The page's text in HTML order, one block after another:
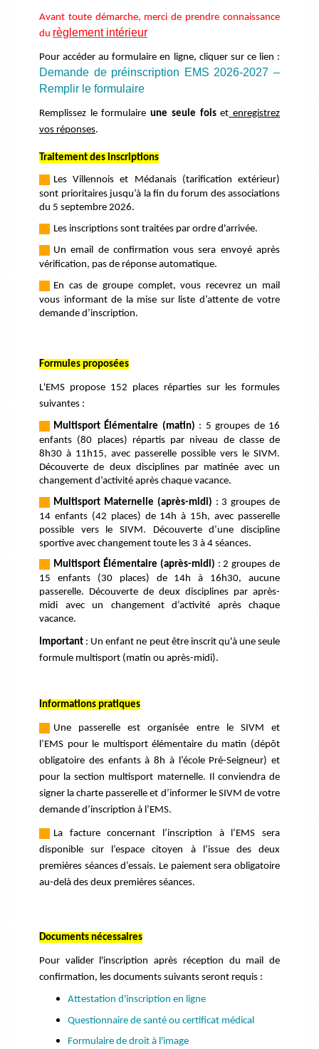
Avant toute démarche, merci de prendre connaissance
du règlement intérieur
Pour accéder au formulaire en ligne, cliquer sur ce lien :
Demande de préinscription EMS 2026-2027 –
Remplir le formulaire
Remplissez le formulaireune seule foiset enregistrez
vos réponses.
Traitement des inscriptions
Les Villennois et Médanais (tarification extérieur)
sont prioritaires jusqu’à la fin du forum des associations
du 5 septembre 2026.
Les inscriptions sont traitées par ordre d'arrivée.
Un email de confirmation vous sera envoyé après
vérification, pas de réponse automatique.
En cas de groupe complet, vous recevrez un mail
vous informant de la mise sur liste d’attente de votre
demande d’inscription.
Formules proposées
L'EMS propose 152 places réparties sur les formules
suivantes :
Multisport Élémentaire (matin) : 5 groupes de 16
enfants (80 places) répartis par niveau de classe de
8h30 à 11h15, avec passerelle possible vers le SIVM.
Découverte de deux disciplines par matinée avec un
changement d’activité après chaque vacance.
Multisport Maternelle (après-midi) : 3 groupes de
14 enfants (42 places) de 14h à 15h, avec passerelle
possible vers le SIVM. Découverte d’une discipline
sportive avec changement toute les 3 à 4 séances.
Multisport Élémentaire (après-midi) : 2 groupes de
15 enfants (30 places) de 14h à 16h30, aucune
passerelle. Découverte de deux disciplines par après-
midi avec un changement d’activité après chaque
vacance.
Important : Un enfant ne peut être inscrit qu'à une seule
formule multisport (matin ou après-midi).
Informations pratiques
Une passerelle est organisée entre le SIVM et
l’EMS pour le multisport élémentaire du matin (dépôt
obligatoire des enfants à 8h à l’école Pré-Seigneur) et
pour la section multisport maternelle. Il conviendra de
signer la charte passerelle et d’informer le SIVM de votre
demande d’inscription à l’EMS.
La facture concernant l’inscription à l’EMS sera
disponible sur l’espace citoyen à l’issue des deux
premières séances d’essais. Le paiement sera obligatoire
au-delà des deux premières séances.
Documents nécessaires
Pour valider l'inscription après réception du mail de
confirmation, les documents suivants seront requis :
Attestation d'inscription en ligne
Questionnaire de santé ou certificat médical
Formulaire de droit à l'image